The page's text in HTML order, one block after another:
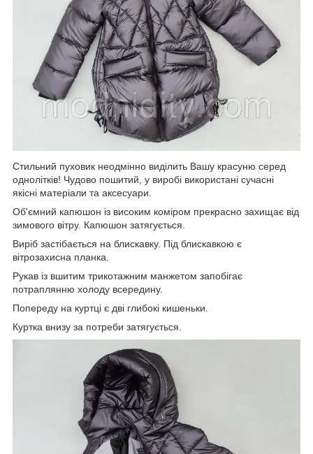
Стильний пуховик неодмінно виділить Вашу красуню серед
однолітків! Чудово пошитий, у виробі використані сучасні
якісні матеріали та аксесуари.
Об'ємний капюшон із високим коміром прекрасно захищає від
зимового вітру. Капюшон затягується.
Виріб застібається на блискавку. Під блискавкою є
вітрозахисна планка.
Рукав із вшитим трикотажним манжетом запобігає
потраплянню холоду всередину.
Попереду на куртці є дві глибокі кишеньки.
Куртка внизу за потреби затягується.